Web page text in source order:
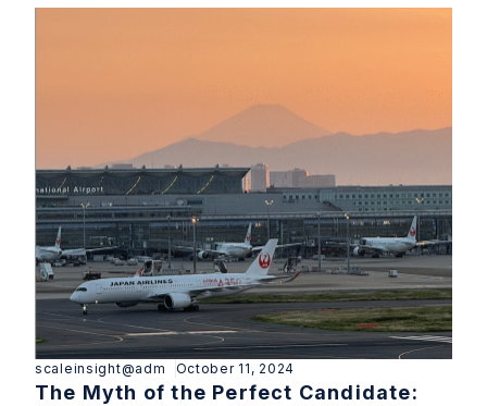
scaleinsight@adm October 11, 2024
The Myth of the Perfect Candidate: